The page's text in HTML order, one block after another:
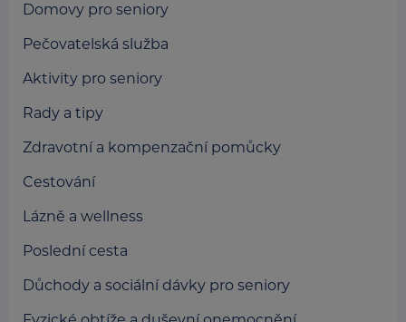
Domovy pro seniory
Pečovatelská služba
Aktivity pro seniory
Rady a tipy
Zdravotní a kompenzační pomůcky
Cestování
Lázně a wellness
Poslední cesta
Důchody a sociální dávky pro seniory